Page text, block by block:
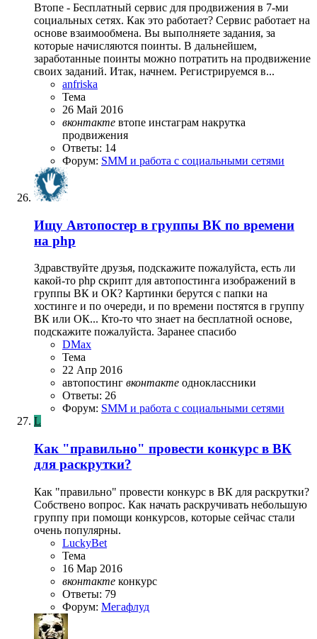
Втопе - Бесплатный сервис для продвижения в 7-ми
социальных сетях. Как это работает? Сервис работает на
основе взаимообмена. Вы выполняете задания, за
которые начисляются поинты. В дальнейшем,
заработанные поинты можно потратить на продвижение
своих заданий. Итак, начнем. Регистрируемся в...
anfriska
Тема
26 Май 2016
вконтакте втопе инстаграм накрутка
продвижения
Ответы: 14
Форум: SMM и работа с социальными сетями
Ищу Автопостер в группы ВК по времени
на php
Здравствуйте друзья, подскажите пожалуйста, есть ли
какой-то php скрипт для автопостинга изображений в
группы ВК и ОК? Картинки берутся с папки на
хостинге и по очереди, и по времени постятся в группу
ВК или ОК... Кто-то что знает на бесплатной основе,
подскажите пожалуйста. Заранее спасибо
DMax
Тема
22 Апр 2016
автопостинг вконтакте одноклассники
Ответы: 26
Форум: SMM и работа с социальными сетями
L
Как "правильно" провести конкурс в ВК
для раскрутки?
Как "правильно" провести конкурс в ВК для раскрутки?
Собствено вопрос. Как начать раскручивать небольшую
группу при помощи конкурсов, которые сейчас стали
очень популярны.
LuckyBet
Тема
16 Мар 2016
вконтакте конкурс
Ответы: 79
Форум: Мегафлуд